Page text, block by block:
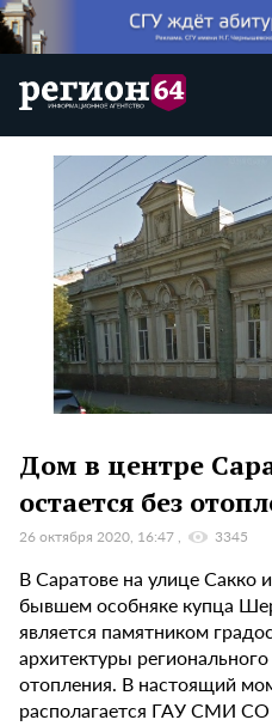
Дом в центре
остается без
26 октября 2020, 16:47 3345
В Саратове на улице
бывшем особняке купца
является памятником
архитектуры
отопления. В настоящий
располагается ГАУ СМИ СО